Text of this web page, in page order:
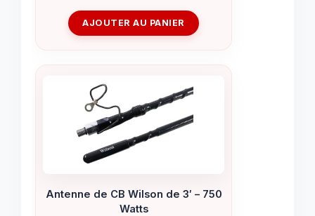
AJOUTER AU PANIER
Antenne de CB Wilson de 3′ – 750
Watts